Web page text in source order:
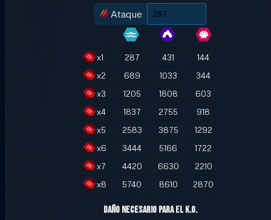
Ataque
x1 287 431
144
x2 689 1033
344
x3 1205 1808
603
x4 1837 2755
918
x5 2583 3875
1292
x6 3444 5166
1722
x7 4420 6630
2210
x8 5740 8610 2870
Daño necesario para el K.O.